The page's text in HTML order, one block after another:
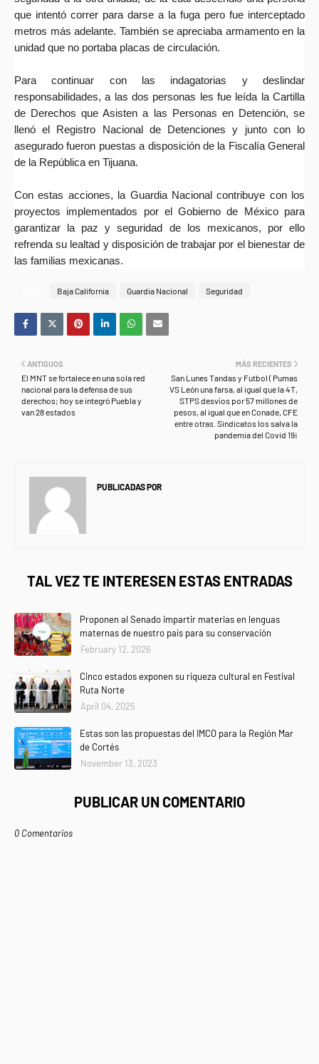
que intentó correr para darse a la fuga pero fue interceptado
metros más adelante. También se apreciaba armamento en la
unidad que no portaba placas de circulación.
Para continuar con las indagatorias y deslindar
responsabilidades, a las dos personas les fue leída la Cartilla
de Derechos que Asisten a las Personas en Detención, se
llenó el Registro Nacional de Detenciones y junto con lo
asegurado fueron puestas a disposición de la Fiscalía General
de la República en Tijuana.
Con estas acciones, la Guardia Nacional contribuye con los
proyectos implementados por el Gobierno de México para
garantizar la paz y seguridad de los mexicanos, por ello
refrenda su lealtad y disposición de trabajar por el bienestar de
las familias mexicanas.
Baja California Guardia Nacional Seguridad
MÁS RECIENTES
San Lunes Tandas y Futbol ( Pumas
VS León una farsa, al igual que la 4T,
STPS desvíos por 57 millones de
pesos, al igual que en Conade, CFE
entre otras. Sindicatos los salva la
pandemia del Covid 19¡
ANTIGUOS
El MNT se fortalece en una sola red
nacional para la defensa de sus
derechos; hoy se integró Puebla y
van 28 estados
PUBLICADAS POR
TAL VEZ TE INTERESEN ESTAS ENTRADAS
Proponen al Senado impartir materias en lenguas
maternas de nuestro país para su conservación
February 12, 2026
Cinco estados exponen su riqueza cultural en Festival
Ruta Norte
April 04, 2025
Estas son las propuestas del IMCO para la Región Mar
de Cortés
November 13, 2023
PUBLICAR UN COMENTARIO
0 Comentarios